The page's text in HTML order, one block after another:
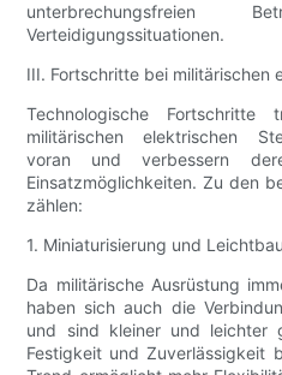
Verteidigungssituationen.
III. Fortschritte bei militärischen
Technologische
militärischen elektrischen
voran und verbessern
Einsatzmöglichkeiten. Zu den
zählen:
1. Miniaturisierung und
Da militärische Ausrüstung
haben sich auch die
und sind kleiner und leichter
Festigkeit und Zuverlässigkeit